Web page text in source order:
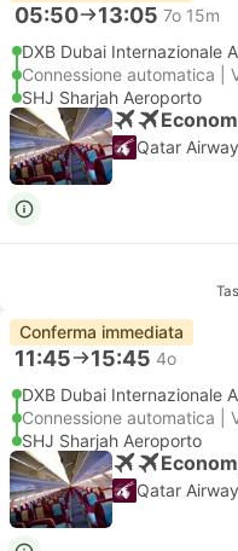
05:50 13:05 7o 15m
DXB Dubai Internazionale
Connessione automatica |
SHJ Sharjah Aeroporto
Qatar
Conferma immediata
11:45 15:45 4o
DXB Dubai Internazionale
Connessione automatica |
SHJ Sharjah Aeroporto
Qatar